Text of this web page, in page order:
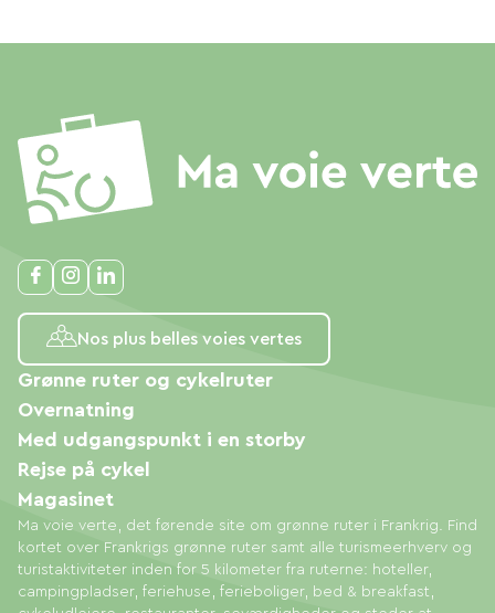
Nos plus belles voies vertes
Ma voie verte, det førende site om grønne ruter i Frankrig. Find
kortet over Frankrigs grønne ruter samt alle turismeerhverv og
turistaktiviteter inden for 5 kilometer fra ruterne: hoteller,
campingpladser, feriehuse, ferieboliger, bed & breakfast,
Grønne ruter og cykelruter
Overnatning
Med udgangspunkt i en storby
Rejse på cykel
Magasinet